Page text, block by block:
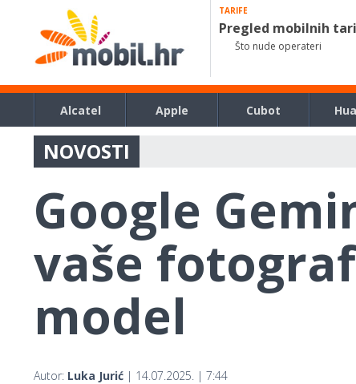
TARIFE
Pregled mobilnih
Što nude operateri
Alcatel Apple Cubot
NOVOSTI
Google
vaše
model
Autor: Luka Jurić | 14.07.2025. | 7:44